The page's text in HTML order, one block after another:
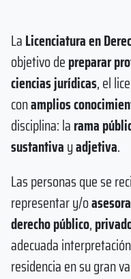
LaLicenciatura en
objetivo depreparar
ciencias jurídicas, el
conamplios
disciplina: larama
sustantivayadjetiva.
Las personas que se
representar y/o
derecho público,
adecuada
residencia en su gran